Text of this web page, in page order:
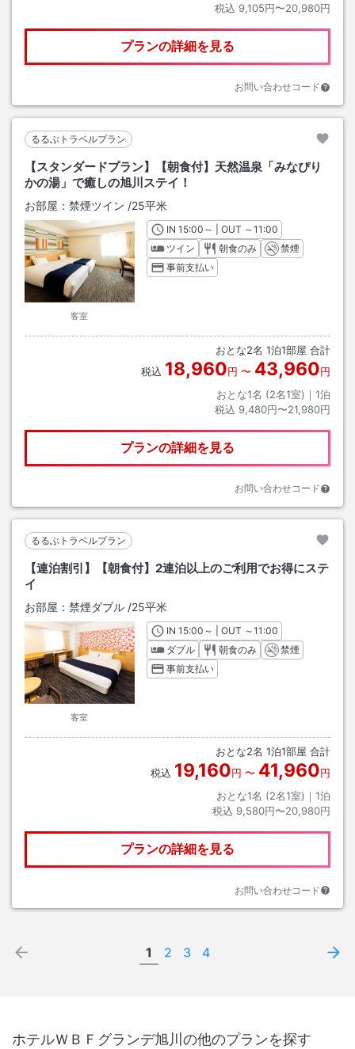
税込 9,105円〜20,980円
プランの詳細を見る
お問い合わせコード
るるぶトラベルプラン
【スタンダードプラン】【朝食付】天然温泉「みなぴり
かの湯」で癒しの旭川ステイ！
お部屋： 禁煙ツイン /25平米
客室
INチェックイン
15:00 ～ | OUT チェックアウト
～11:00
ツイン
朝食のみ
禁煙
事前支払い
おとな2名 1泊1部屋 合計
税込 18,960円 〜 43,960円
おとな1名 (2名1室)｜ 1泊
税込 9,480円〜21,980円
プランの詳細を見る
お問い合わせコード
るるぶトラベルプラン
【連泊割引】【朝食付】2連泊以上のご利用でお得にステ
イ
お部屋： 禁煙ダブル /25平米
客室
INチェックイン
15:00 ～ | OUT チェックアウト
～11:00
ダブル
朝食のみ
禁煙
事前支払い
おとな2名 1泊1部屋 合計
税込 19,160円 〜 41,960円
おとな1名 (2名1室)｜ 1泊
税込 9,580円〜20,980円
プランの詳細を見る
お問い合わせコード
1 2 3 4
ホテルＷＢＦグランデ旭川 の他のプランを探す